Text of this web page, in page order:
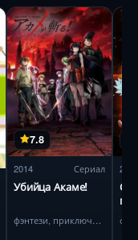
7.8
2014 Сериал
Убийца Акаме!
фэнтези, приключения
2014